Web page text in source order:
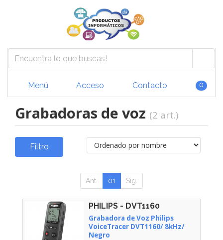
Menú Acceso Contacto 0
Grabadoras de voz (2 art.)
Filtro
Ant. 01 Sig.
PHILIPS - DVT1160
Grabadora de Voz Philips
VoiceTracer DVT1160/ 8kHz/
Negro